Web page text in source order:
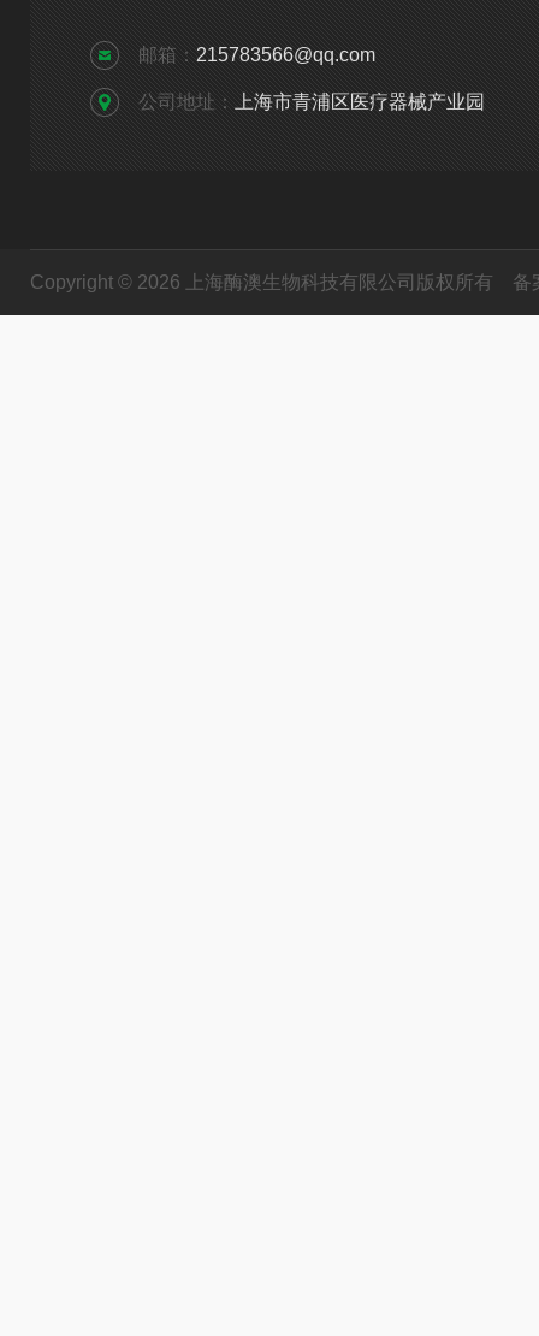
邮箱： 215783566@qq.com
公司地址： 上海市青浦区医疗器械产业园
Copyright © 2026 上海酶澳生物科技有限公司版权所有 备